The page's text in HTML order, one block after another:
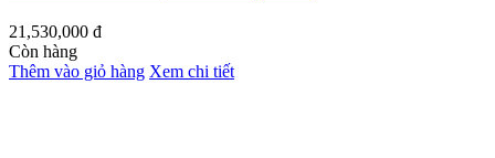
21,530,000 đ
Còn hàng
Thêm vào giỏ hàng Xem chi tiết